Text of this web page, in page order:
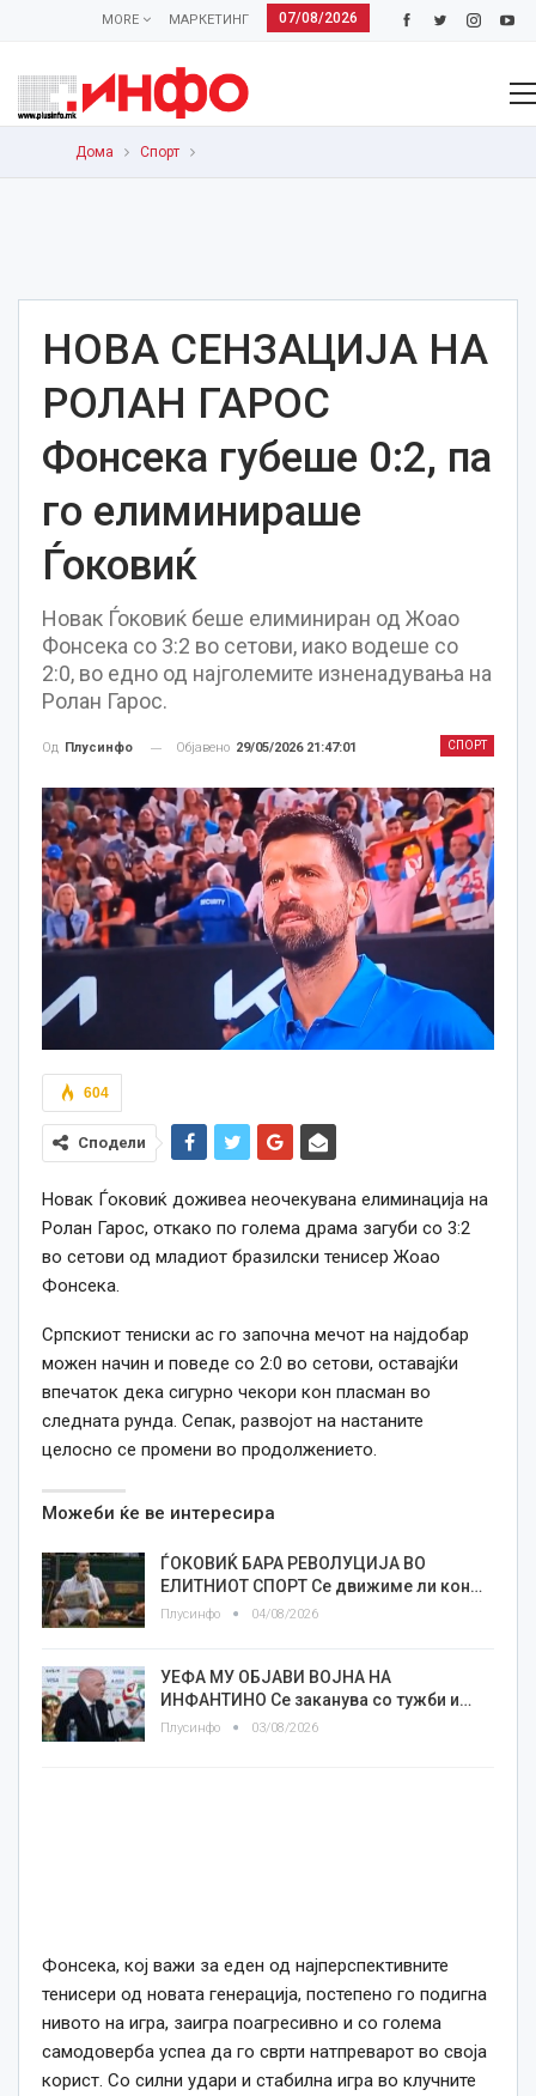
07/08/2026
МАРКЕТИНГ
MORE
Дома Спорт
НОВА СЕНЗАЦИЈА НА
РОЛАН ГАРОС
Фонсека губеше 0:2, па
го елиминираше
Ѓоковиќ
Новак Ѓоковиќ беше елиминиран од Жоао
Фонсека со 3:2 во сетови, иако водеше со
2:0, во едно од најголемите изненадувања на
Ролан Гарос.
СПОРТ
Од Плусинфо Објавено 29/05/2026 21:47:01
604
Сподели
Новак Ѓоковиќ доживеа неочекувана елиминација на
Ролан Гарос, откако по голема драма загуби со 3:2
во сетови од младиот бразилски тенисер Жоао
Фонсека.
Српскиот тениски ас го започна мечот на најдобар
можен начин и поведе со 2:0 во сетови, оставајќи
впечаток дека сигурно чекори кон пласман во
следната рунда. Сепак, развојот на настаните
целосно се промени во продолжението.
Можеби ќе ве интересира
ЃОКОВИЌ БАРА РЕВОЛУЦИЈА ВО
ЕЛИТНИОТ СПОРТ Се движиме ли кон…
Плусинфо 04/08/2026
УЕФА МУ ОБЈАВИ ВОЈНА НА
ИНФАНТИНО Се заканува со тужби и…
Плусинфо 03/08/2026
Фонсека, кој важи за еден од најперспективните
тенисери од новата генерација, постепено го подигна
нивото на игра, заигра поагресивно и со голема
самодоверба успеа да го сврти натпреварот во своја
корист. Со силни удари и стабилна игра во клучните